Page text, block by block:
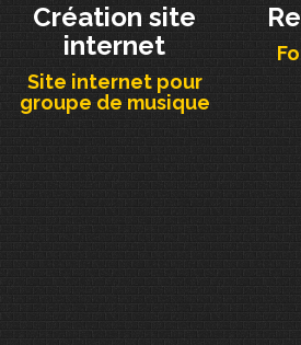
Création site
internet
Site internet pour
groupe de musique